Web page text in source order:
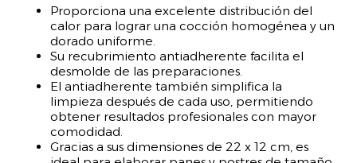
Proporciona una excelente distribución del
calor para lograr una cocción homogénea y un
dorado uniforme.
Su recubrimiento antiadherente facilita el
desmolde de las preparaciones.
El antiadherente también simplifica la
limpieza después de cada uso, permitiendo
obtener resultados profesionales con mayor
comodidad.
Gracias a sus dimensiones de 22 x 12 cm, es